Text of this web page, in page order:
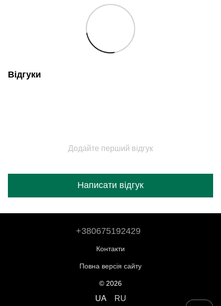
Відгуки
Додайте перший відгук
Написати відгук
+380675192429
Контакти
Повна версія сайту
© 2026
UA RU